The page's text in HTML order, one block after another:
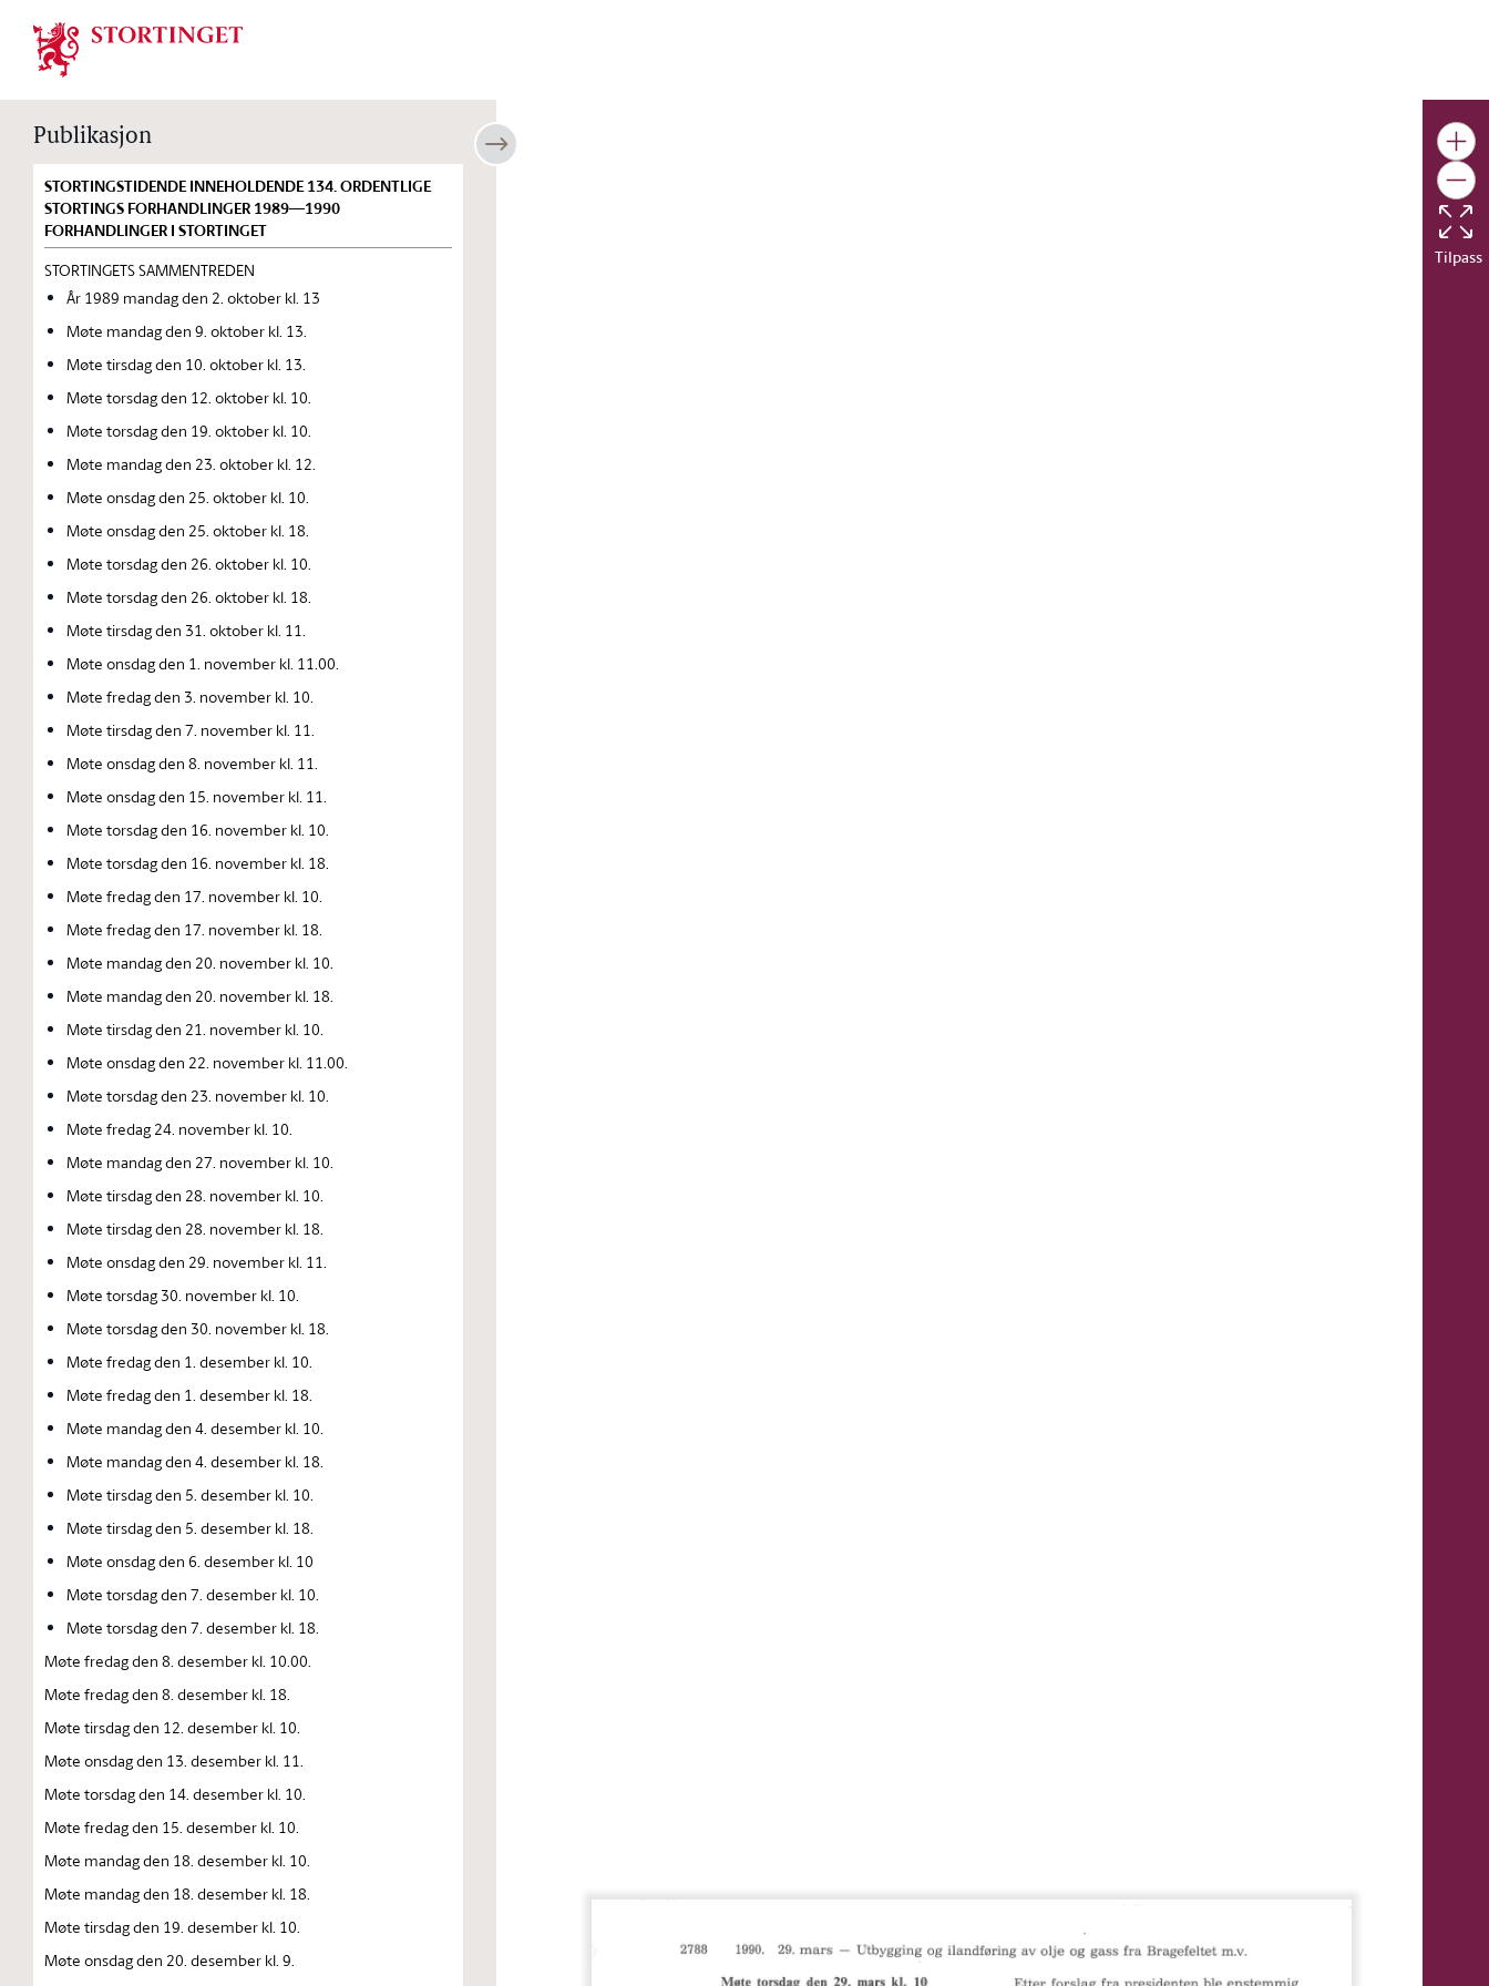
Stortinget.no
Publikasjon
STORTINGSTIDENDE INNEHOLDENDE 134. ORDENTLIGE
STORTINGS FORHANDLINGER 1989—1990
FORHANDLINGER I STORTINGET
STORTINGETS SAMMENTREDEN
År 1989 mandag den 2. oktober kl. 13
Møte mandag den 9. oktober kl. 13.
Møte tirsdag den 10. oktober kl. 13.
Møte torsdag den 12. oktober kl. 10.
Møte torsdag den 19. oktober kl. 10.
Møte mandag den 23. oktober kl. 12.
Møte onsdag den 25. oktober kl. 10.
Møte onsdag den 25. oktober kl. 18.
Møte torsdag den 26. oktober kl. 10.
Møte torsdag den 26. oktober kl. 18.
Møte tirsdag den 31. oktober kl. 11.
Møte onsdag den 1. november kl. 11.00.
Møte fredag den 3. november kl. 10.
Møte tirsdag den 7. november kl. 11.
Møte onsdag den 8. november kl. 11.
Møte onsdag den 15. november kl. 11.
Møte torsdag den 16. november kl. 10.
Møte torsdag den 16. november kl. 18.
Møte fredag den 17. november kl. 10.
Møte fredag den 17. november kl. 18.
Møte mandag den 20. november kl. 10.
Møte mandag den 20. november kl. 18.
Møte tirsdag den 21. november kl. 10.
Møte onsdag den 22. november kl. 11.00.
Møte torsdag den 23. november kl. 10.
Møte fredag 24. november kl. 10.
Møte mandag den 27. november kl. 10.
Møte tirsdag den 28. november kl. 10.
Møte tirsdag den 28. november kl. 18.
Møte onsdag den 29. november kl. 11.
Møte torsdag 30. november kl. 10.
Møte torsdag den 30. november kl. 18.
Møte fredag den 1. desember kl. 10.
Møte fredag den 1. desember kl. 18.
Møte mandag den 4. desember kl. 10.
Møte mandag den 4. desember kl. 18.
Møte tirsdag den 5. desember kl. 10.
Møte tirsdag den 5. desember kl. 18.
Møte onsdag den 6. desember kl. 10
Møte torsdag den 7. desember kl. 10.
Møte torsdag den 7. desember kl. 18.
Møte fredag den 8. desember kl. 10.00.
Møte fredag den 8. desember kl. 18.
Møte tirsdag den 12. desember kl. 10.
Møte onsdag den 13. desember kl. 11.
Møte torsdag den 14. desember kl. 10.
Møte fredag den 15. desember kl. 10.
Møte mandag den 18. desember kl. 10.
Møte mandag den 18. desember kl. 18.
Møte tirsdag den 19. desember kl. 10.
Møte onsdag den 20. desember kl. 9.